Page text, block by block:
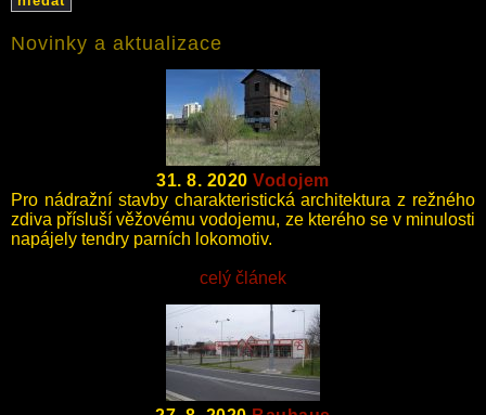
Novinky a aktualizace
31. 8. 2020Vodojem
Pro nádražní stavby charakteristická architektura z režného
zdiva přísluší věžovému vodojemu, ze kterého se v minulosti
napájely tendry parních lokomotiv.
celý článek